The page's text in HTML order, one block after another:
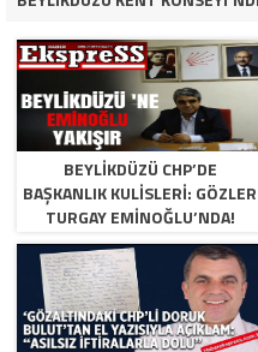
BEYLIKDÜZÜ CHP’DE
BAŞKANLIK KULISLERI: GÖZLER
TURGAY EMINOĞLU’NDA!